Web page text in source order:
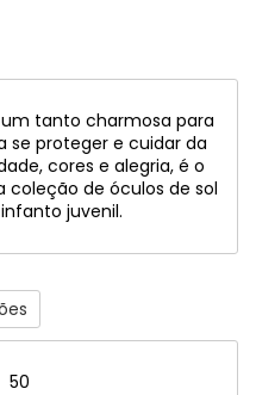
tanto charmosa para
se proteger e cuidar da
cores e alegria, é o
coleção de óculos de sol
juvenil.
50